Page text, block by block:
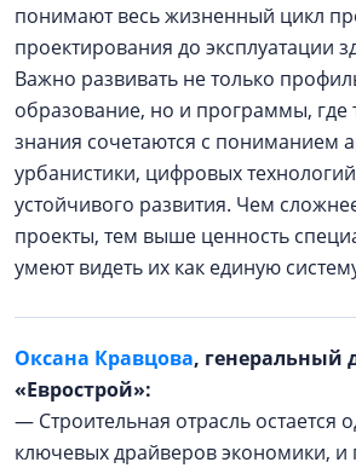
понимают весь жизненный цикл
проектирования до эксплуатации
Важно развивать не только
образование, но и программы, где
знания сочетаются с пониманием
урбанистики, цифровых
устойчивого развития. Чем
проекты, тем выше ценность
умеют видеть их как единую
Оксана Кравцова, генеральный
«Еврострой»:
— Строительная отрасль остается
ключевых драйверов экономики, и